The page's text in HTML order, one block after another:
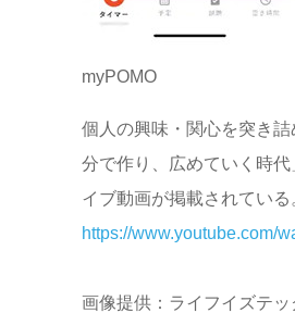
myPOMO
個人の興味・関心を突き
分で作り、広めていく時
イブ動画が掲載されている
https://www.youtube.com/
画像提供：ライフイズテッ